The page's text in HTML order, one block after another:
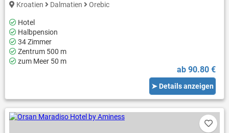
Kroatien Dalmatien Orebic
Hotel
Halbpension
34 Zimmer
Zentrum 500 m
zum Meer 50 m
ab 90.80 €
➤ Details anzeigen